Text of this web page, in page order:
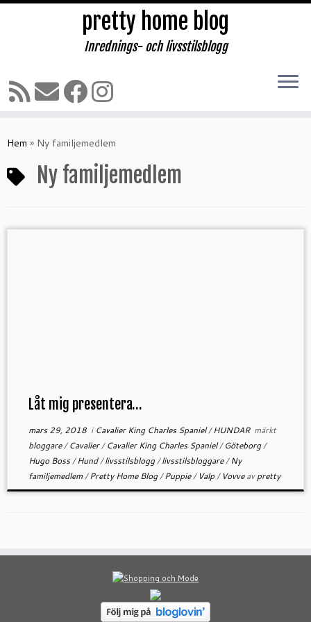
till
pretty home blog
Inrednings- och livsstilsblogg
Hem » Ny familjemedlem
Ny familjemedlem
Låt mig presentera…
mars 29, 2018i Cavalier King Charles Spaniel/HUNDAR märkt
bloggare/Cavalier/Cavalier King Charles Spaniel/Göteborg/
Hugo Boss/Hund/livsstilsblogg/livsstilsbloggare/Ny
familjemedlem/Pretty Home Blog/Puppie/ Valp/ Vovveavpretty